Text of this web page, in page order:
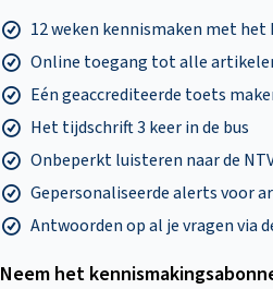
12 weken kennismaken met het
Online toegang tot alle
Eén geaccrediteerde toets
Het tijdschrift 3 keer in de bus
Onbeperkt luisteren naar de
Gepersonaliseerde alerts voor
Antwoorden op al je vragen via
Neem het